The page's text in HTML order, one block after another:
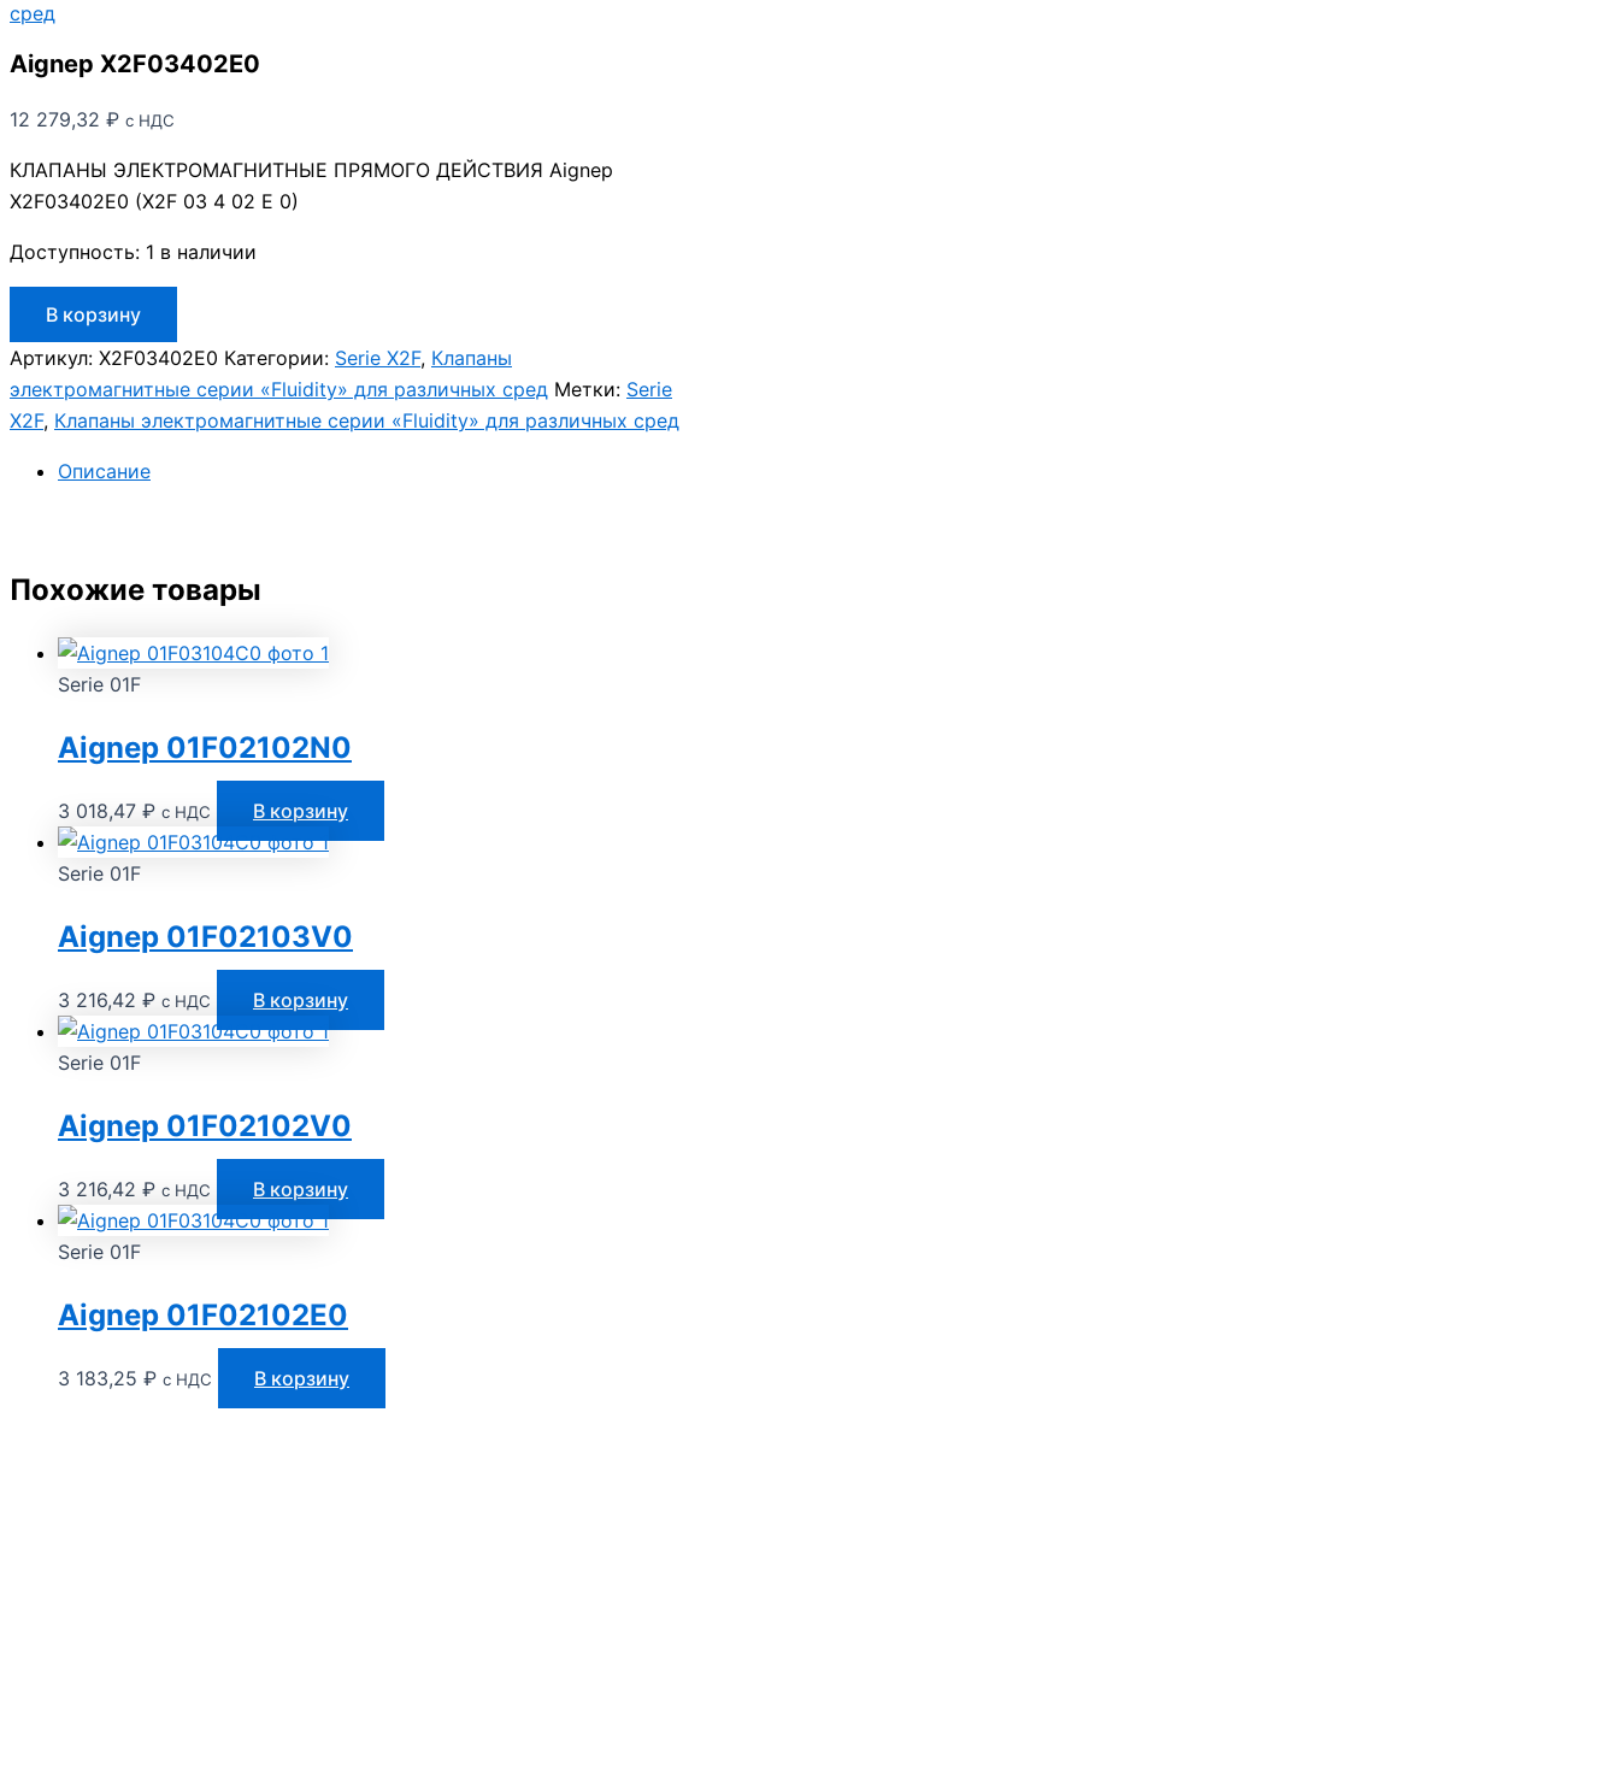
сред
Aignep X2F03402E0
12 279,32 ₽ с НДС
КЛАПАНЫ ЭЛЕКТРОМАГНИТНЫЕ ПРЯМОГО ДЕЙСТВИЯ Aignep
X2F03402E0 (X2F 03 4 02 E 0)
Доступность: 1 в наличии
товара
Aignep
X2F03402E0
В корзину
Артикул: X2F03402E0 Категории: Serie X2F, Клапаны
электромагнитные серии «Fluidity» для различных сред Метки: Serie
X2F, Клапаны электромагнитные серии «Fluidity» для различных сред
Описание
Похожие товары
Serie 01F
Aignep 01F02102N0
3 018,47 ₽ с НДС В корзину
Serie 01F
Aignep 01F02103V0
3 216,42 ₽ с НДС В корзину
Serie 01F
Aignep 01F02102V0
3 216,42 ₽ с НДС В корзину
Serie 01F
Aignep 01F02102E0
3 183,25 ₽ с НДС В корзину